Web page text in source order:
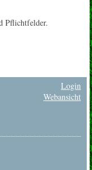
Pflichtfelder.
Login
Webansicht